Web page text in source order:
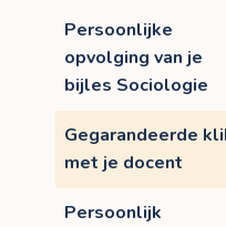
Persoonlijke
opvolging van je
bijles Sociologie
Gegarandeerde
met je docent
Persoonlijk